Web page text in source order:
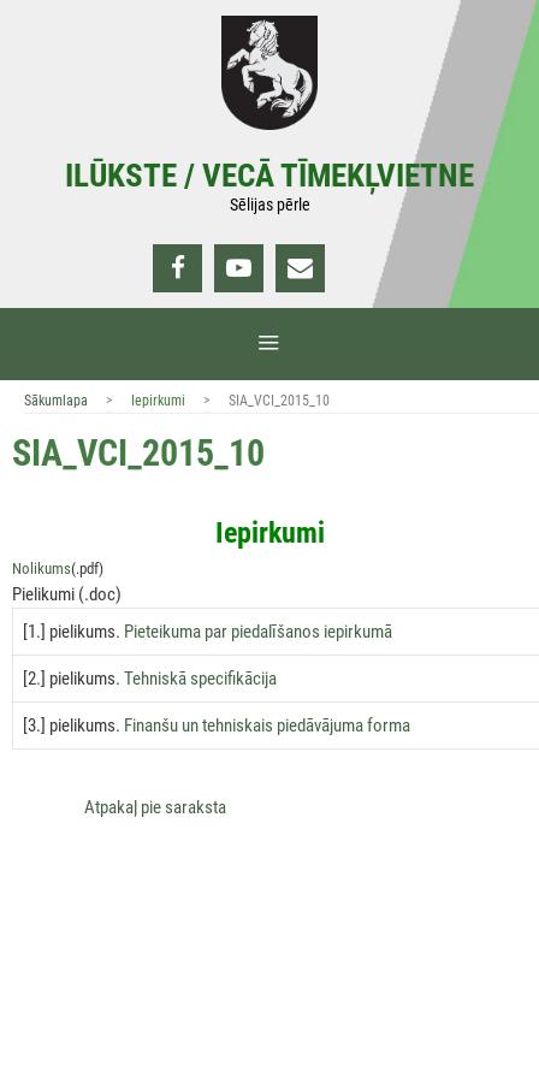
ILŪKSTE / VECĀ TĪMEKĻVIETNE
Sēlijas pērle
Sākumlapa > Iepirkumi > SIA_VCI_2015_10
SIA_VCI_2015_10
Iepirkumi
Nolikums(.pdf)
Pielikumi (.doc)
[1.] pielikums. Pieteikuma par piedalīšanos iepirkumā
[2.] pielikums. Tehniskā specifikācija
[3.] pielikums. Finanšu un tehniskais piedāvājuma forma
Аtpakaļ pie saraksta